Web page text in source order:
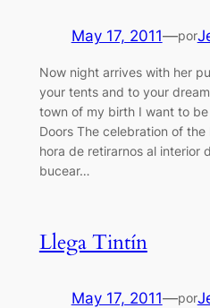
May 17, 2011—por
Now night arrives with her
your tents and to your
town of my birth I want to
Doors The celebration of
hora de retirarnos al interior
bucear…
Llega Tintín
May 17, 2011—por